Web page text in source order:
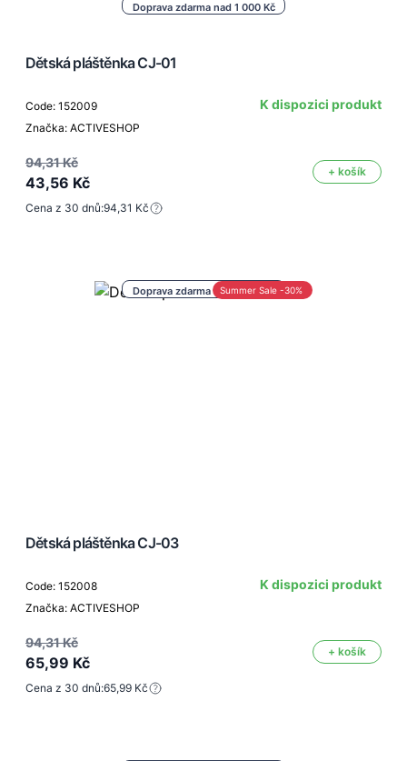
Doprava zdarma nad 1 000 Kč
Dětská pláštěnka CJ-01
Code: 152009
Značka: ACTIVESHOP
K dispozici produkt
94,31 Kč
43,56 Kč
+ košík
Cena z 30 dnů:94,31 Kč
Doprava zdarma nad 1 000 Kč
Summer Sale -30%
Dětská pláštěnka CJ-03
Code: 152008
Značka: ACTIVESHOP
K dispozici produkt
94,31 Kč
65,99 Kč
+ košík
Cena z 30 dnů:65,99 Kč